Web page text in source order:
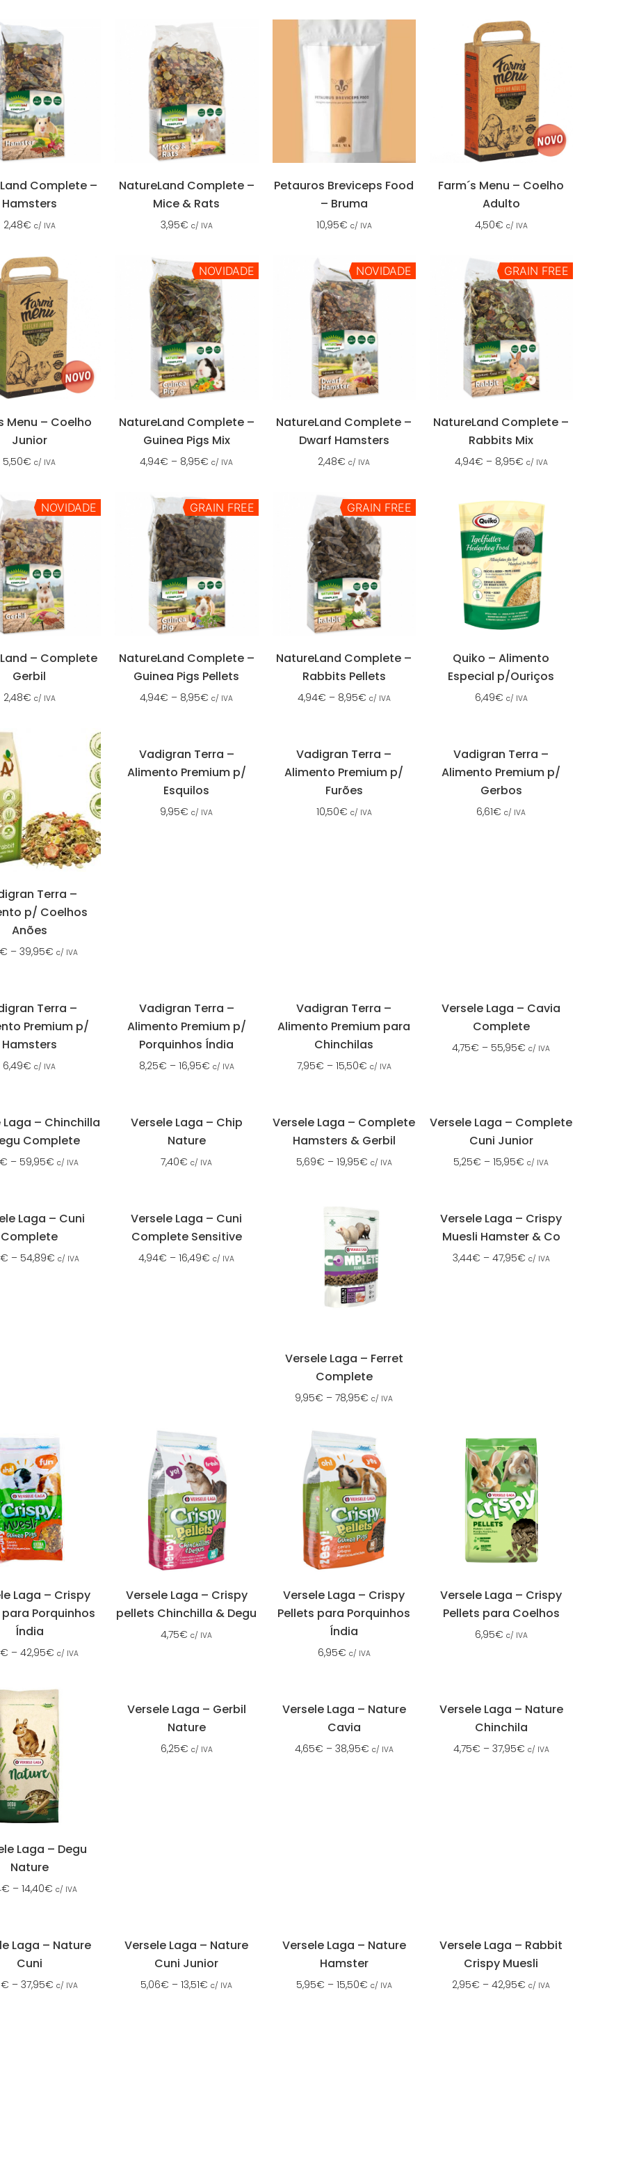
Complete –
Hamsters
2,48€ c/ IVA
NatureLand Complete –
Mice & Rats
3,95€ c/ IVA
Petauros Breviceps Food
– Bruma
10,95€ c/ IVA
Farm´s Menu – Coelho
Adulto
4,50€ c/ IVA
Menu – Coelho
Junior
5,50€ c/ IVA
NOVIDADE
NatureLand Complete –
Guinea Pigs Mix
4,94€ – 8,95€ c/ IVA
NOVIDADE
NatureLand Complete –
Dwarf Hamsters
2,48€ c/ IVA
GRAIN FREE
NatureLand Complete –
Rabbits Mix
4,94€ – 8,95€ c/ IVA
NOVIDADE
– Complete
Gerbil
2,48€ c/ IVA
GRAIN FREE
NatureLand Complete –
Guinea Pigs Pellets
4,94€ – 8,95€ c/ IVA
GRAIN FREE
NatureLand Complete –
Rabbits Pellets
4,94€ – 8,95€ c/ IVA
Quiko – Alimento
Especial p/Ouriços
6,49€ c/ IVA
Terra –
p/ Coelhos
Anões
€ –39,95€ c/ IVA
Vadigran Terra –
Alimento Premium p/
Esquilos
9,95€ c/ IVA
Vadigran Terra –
Alimento Premium p/
Furões
10,50€ c/ IVA
Vadigran Terra –
Alimento Premium p/
Gerbos
6,61€ c/ IVA
Terra –
Premium p/
Hamsters
6,49€ c/ IVA
Vadigran Terra –
Alimento Premium p/
Porquinhos Índia
8,25€ – 16,95€ c/ IVA
Vadigran Terra –
Alimento Premium para
Chinchilas
7,95€ – 15,50€ c/ IVA
Versele Laga – Cavia
Complete
4,75€ – 55,95€ c/ IVA
Laga – Chinchilla
Complete
€ – 59,95€ c/ IVA
Versele Laga – Chip
Nature
7,40€ c/ IVA
Versele Laga – Complete
Hamsters & Gerbil
5,69€ – 19,95€ c/ IVA
Versele Laga – Complete
Cuni Junior
5,25€ –15,95€ c/ IVA
Laga – Cuni
Complete
€ – 54,89€ c/ IVA
Versele Laga – Cuni
Complete Sensitive
4,94€ –16,49€ c/ IVA
Versele Laga – Ferret
Complete
9,95€ –78,95€ c/ IVA
Versele Laga – Crispy
Muesli Hamster & Co
3,44€ – 47,95€ c/ IVA
Laga – Crispy
Porquinhos
Índia
€ – 42,95€ c/ IVA
Versele Laga – Crispy
pellets Chinchilla & Degu
4,75€ c/ IVA
Versele Laga – Crispy
Pellets para Porquinhos
Índia
6,95€ c/ IVA
Versele Laga – Crispy
Pellets para Coelhos
6,95€ c/ IVA
Laga – Degu
Nature
€ –14,40€ c/ IVA
Versele Laga – Gerbil
Nature
6,25€ c/ IVA
Versele Laga – Nature
Cavia
4,65€ – 38,95€ c/ IVA
Versele Laga – Nature
Chinchila
4,75€ – 37,95€ c/ IVA
Laga – Nature
Cuni
€ –37,95€ c/ IVA
Versele Laga – Nature
Cuni Junior
5,06€ –13,51€ c/ IVA
Versele Laga – Nature
Hamster
5,95€ – 15,50€ c/ IVA
Versele Laga – Rabbit
Crispy Muesli
2,95€ –42,95€ c/ IVA